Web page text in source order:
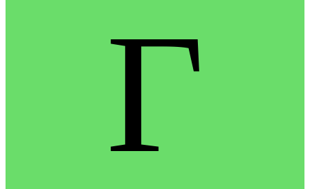
Г